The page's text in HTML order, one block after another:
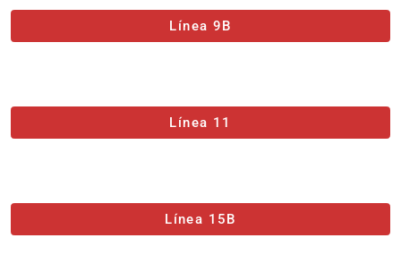
Línea 9B
Línea 11
Línea 15B